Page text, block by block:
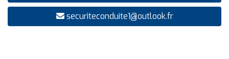
securiteconduite1@outlook.fr